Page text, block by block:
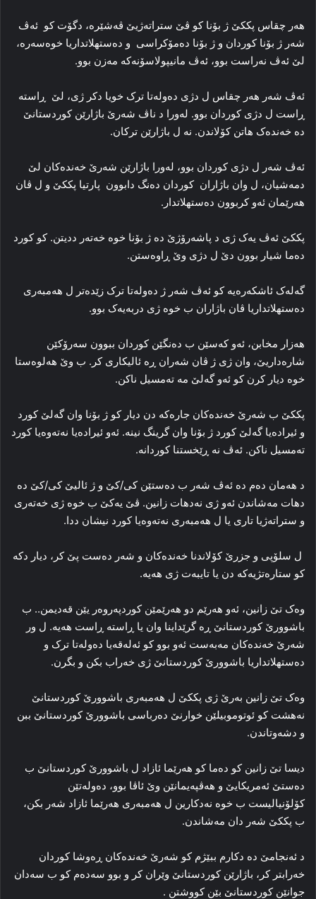
هه‌ر چقاس پککێ ژ بۆنا کو ڤێ ستراته‌ژیێ ڤه‌شێرە‌، دگۆت کو ئه‌ڤ
شه‌ر ژ بۆنا کوردان و ژ بۆنا ده‌مۆکراسی و ده‌ستهلاتداریا خوه‌سه‌رە،
لێ ئەڤ نەراست بوو، ئەڤ مانیپولاسۆنەكە مەزن بوو‌.
ئه‌ڤ شه‌ر هه‌ر چقاس ل دژی ده‌وله‌تا ترک خویا دکر ژی، لێ ڕاسته‌
ڕاست ل دژی کوردان بوو. له‌ورا د ناڤ شه‌رێ باژارێن کوردستانێ
ده‌ خه‌نده‌ک هاتن کۆلاندن. نه‌ ل باژارێن ترکان.
ئه‌ڤ شه‌ر ل دژی کوردان بوو، له‌ورا باژارێن شه‌رێ خه‌نده‌کان لێ
دمه‌شیان، ل وان باژاران کوردان ده‌نگ دابوون پارتیا پککێ و ل ڤان
هه‌رێمان ئه‌و کربوون ده‌ستهلاتدار.
پککێ ئه‌ڤ یه‌ک ژی د پاشەرۆژێ ده‌ ژ بۆنا خوه‌ خه‌ته‌ر ددیتن. کو کورد
ده‌ما شیار بوون دێ ل دژی وێ ڕاوه‌ستن.
گه‌له‌ک ئاشکه‌ره‌یه‌ کو ئه‌ڤ شه‌ر ژ ده‌وله‌تا ترک زێده‌تر ل هه‌مبه‌ری
ده‌ستهلاتداریا ڤان باژاران ب خوه‌ ژی دربه‌یه‌ک بوو.
هه‌زار مخابن، ئه‌و که‌سێن ب ده‌نگێن کوردان ببوون سه‌رۆکێن
شاره‌داریێ، وان ژی ژ ڤان شه‌ران ڕه‌ ئالیکاری کر. ب وێ هه‌لوه‌ستا
خوه‌ دیار کرن کو ئەو گه‌لێ مه‌ ته‌مسیل ناکن.
پککێ ب شه‌رێ خه‌نده‌کان جاره‌که‌ دن دیار کو ژ بۆنا وان گه‌لێ کورد
و ئیراده‌یا گه‌لێ کورد ژ بۆنا وان گرینگ نینه‌. ئه‌و ئیراده‌یا نه‌ته‌وه‌یا کورد
ته‌مسیل ناکن. ئه‌ڤ نه‌ ڕێخستنا کوردانه‌.
د هه‌مان ده‌م ده‌ ئه‌ڤ شه‌ر ب ده‌ستێن کی/کێ و ژ ئالیێ کی/كێ ده‌
دھات مه‌شاندن ئه‌و ژی نه‌دهات زانین. ڤێ یەكێ ب خوه‌ ژی خه‌ته‌ری
و ستراته‌ژیا تاری یا ل هه‌مبه‌ری نه‌ته‌وه‌یا کورد نیشان ددا.
ل سلۆپی و جزرێ کۆلاندنا خه‌نده‌کان و شه‌ر دەست پێ كر، دیار دکه‌
کو ستاره‌تژیه‌که‌ دن یا تایبه‌ت ژی هه‌یه‌.
وه‌ک تێ زانین، ئه‌و هه‌رێم دو هه‌رێمێن کوردپه‌روه‌ر یێن قه‌دیمن.. ب
باشوورێ کوردستانێ ڕه‌ گرێداینا وان یا ڕاسته‌ ڕاست هه‌یه‌. ل ور
شه‌رێ خه‌نده‌کان مەبه‌ست ئه‌و بوو کو ئه‌له‌قه‌یا ده‌وله‌تا ترک و
ده‌ستهلاتداریا باشوورێ کوردستانێ ژی خه‌راب بکن و بگرن.
وه‌ک تێ زانین به‌رێ ژی پککێ ل هه‌مبه‌ری باشوورێ کوردستانێ
نه‌هشت کو ئوتوموبیلێن خوارنێ ده‌رباسی باشوورێ کوردستانێ ببن
و دشه‌وتاندن.
دیسا تێ زانین کو ده‌ما کو هه‌رێما ئازاد ل باشوورێ کوردستانێ ب
ده‌ستێ ئه‌مر‌یکایێ و هه‌ڤپه‌یمانێن وێ ئاڤا بوو، ده‌وله‌تێن
کۆلۆنیالیست ب خوه‌ نه‌دکارین ل هه‌مبه‌ری هه‌رێما ئازاد شه‌ر بکن،
ب پککێ شه‌ر دان مه‌شاندن.
د ئه‌نجامێ ده‌ دکارم ببێژم کو شه‌رێ خه‌نده‌کان ڕه‌وشا کوردان
خه‌رابتر کر، باژارێن کوردستانێ وێران کر و بوو سه‌ده‌م کو ب سه‌دان
جوانێن کوردستانێ بێن کووشتن .